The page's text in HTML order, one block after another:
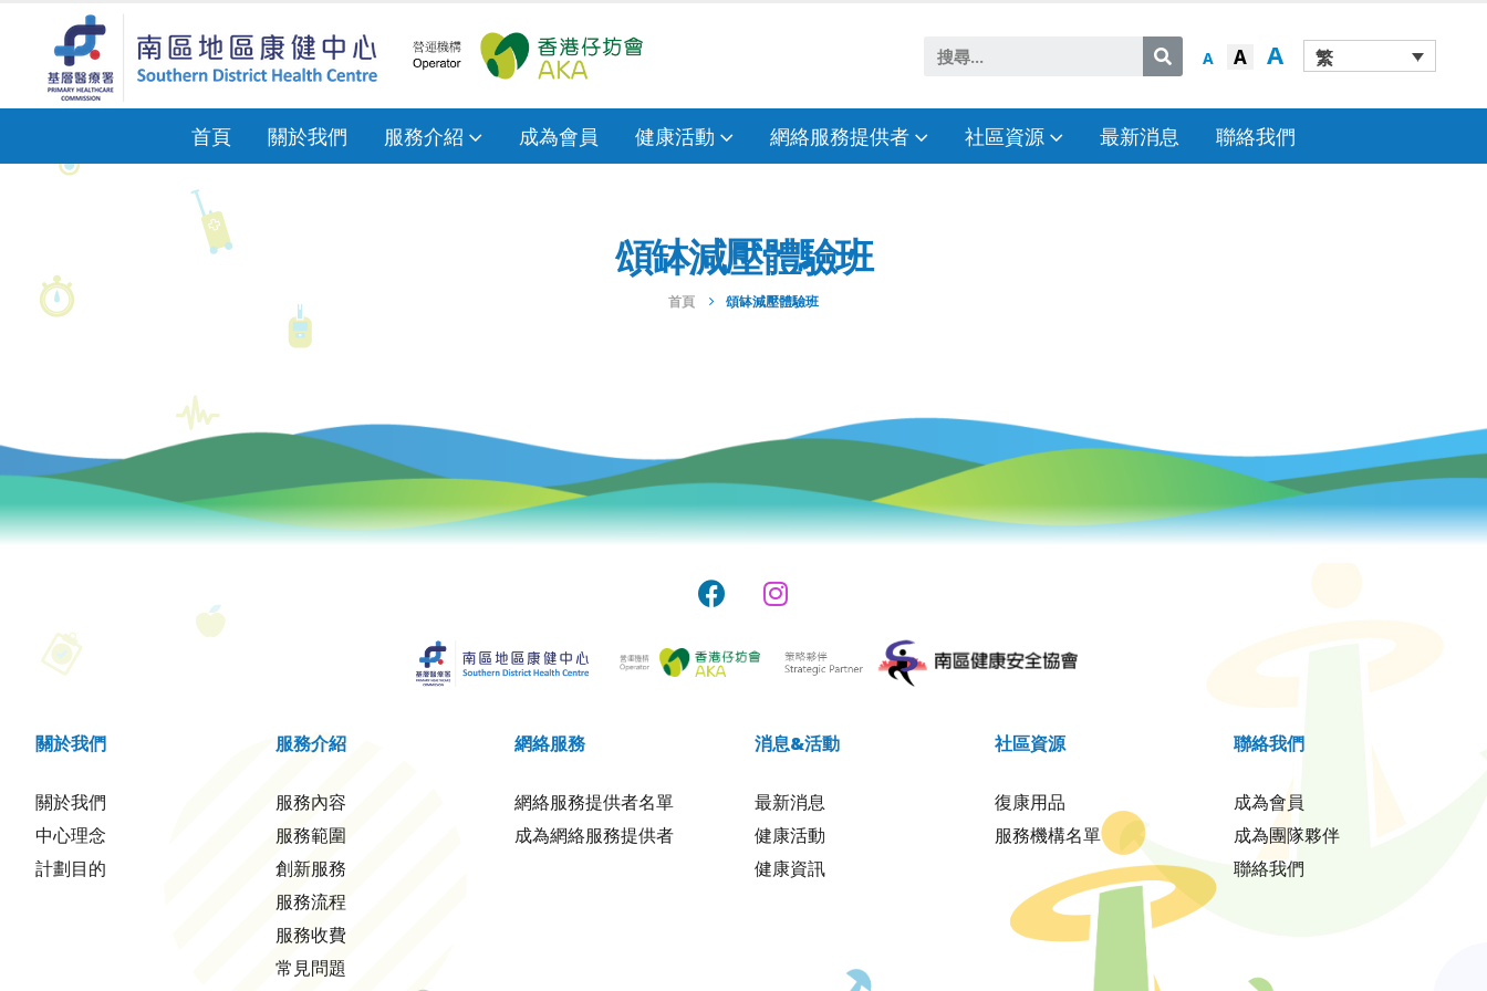
A A A 繁
首頁 關於我們 服務介紹 成為會員 健康活動 網絡服務提供者 社區資源 最新消息 聯絡我們
頌缽減壓體驗班
首頁 頌缽減壓體驗班
關於我們
關於我們
中心理念
計劃目的
服務介紹
服務內容
服務範圍
創新服務
服務流程
服務收費
常見問題
網絡服務
網絡服務提供者名單
成為網絡服務提供者
消息&活動
最新消息
健康活動
健康資訊
社區資源
復康用品
服務機構名單
聯絡我們
成為會員
成為團隊夥伴
聯絡我們